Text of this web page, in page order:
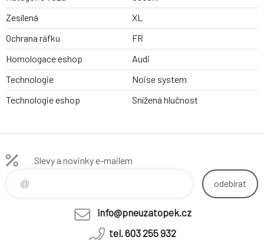
Zesílená
XL
Ochrana ráfku
FR
Homologace eshop
Audi
Technologie
Noise system
Technologie eshop
Snížená hlučnost
Slevy a novinky e-mailem
odebírat
info@pneuzatopek.cz
tel. 603 255 932